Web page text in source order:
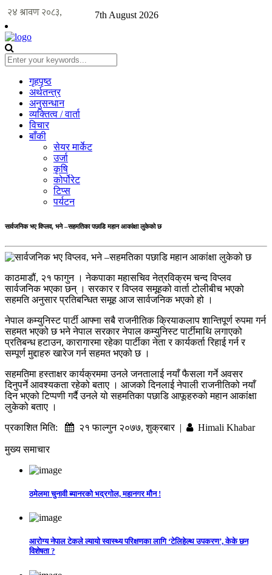
7th August 2026
गृहपृष्ठ
अर्थतन्त्र
अनुसन्धान
व्यक्तित्व / वार्ता
विचार
बाँकी
सेयर मार्केट
उर्जा
कृषि
कोर्पोरेट
टिप्स
पर्यटन
सार्वजनिक भए विप्लव, भने –सहमतिका पछाडि महान आकांक्षा लुकेको छ
काठमाडौं, २१ फागुन । नेकपाका महासचिव नेत्रविक्रम चन्द विप्लव
सार्वजनिक भएका छन् । सरकार र विप्लव समूहको वार्ता टोलीबीच भएको
सहमति अनुसार प्रतिबन्धित समूह आज सार्वजनिक भएको हो ।
नेपाल कम्युनिस्ट पार्टी आफ्ना सबै राजनीतिक क्रियाकलाप शान्तिपूर्ण रुपमा गर्न
सहमत भएको छ भने नेपाल सरकार नेपाल कम्युनिस्ट पार्टीमाथि लगाएको
प्रतिबन्ध हटाउन, कारागारमा रहेका पार्टीका नेता र कार्यकर्ता रिहाई गर्न र
सम्पूर्ण मुद्दाहरु खारेज गर्न सहमत भएको छ ।
सहमतिमा हस्ताक्षर कार्यक्रममा उनले जनतालाई नयाँ फैसला गर्ने अवसर
दिनुपर्ने आवश्यकता रहेको बताए । आजको दिनलाई नेपाली राजनीतिको नयाँ
दिन भएको टिप्पणी गर्दै उनले यो सहमतिका पछाडि आफूहरुको महान आकांक्षा
लुकेको बताए ।
प्रकाशित मिति:
२१ फाल्गुन २०७७, शुक्रबार | Himali Khabar
मुख्य समाचार
ठमेलमा चुनावी ब्यानरको भद्रगोल, महानगर मौन !
आरोग्य नेपाल टेकले ल्यायो स्वास्थ्य परिक्षणका लागि ‘टेलिहेल्थ उपकरण’, केके छन
विशेषता ?